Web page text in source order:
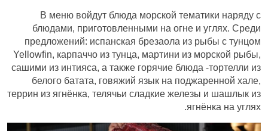
В меню войдут блюда морской тематики наряду с
блюдами, приготовленными на огне и углях. Среди
предложений: испанская брезаола из рыбы с тунцом
Yellowfin, карпаччо из тунца, мартини из морской рыбы,
сашими из интияса, а также горячие блюда -тортелли из
белого батата, говяжий язык на поджаренной хале,
террин из ягнёнка, телячьи сладкие железы и шашлык из
ягнёнка на углях.